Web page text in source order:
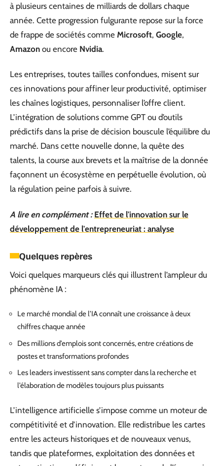
à plusieurs centaines de milliards de dollars chaque
année. Cette progression fulgurante repose sur la force
de frappe de sociétés comme Microsoft, Google,
Amazon ou encore Nvidia.
Les entreprises, toutes tailles confondues, misent sur
ces innovations pour affiner leur productivité, optimiser
les chaînes logistiques, personnaliser l’offre client.
L’intégration de solutions comme GPT ou d’outils
prédictifs dans la prise de décision bouscule l’équilibre du
marché. Dans cette nouvelle donne, la quête des
talents, la course aux brevets et la maîtrise de la donnée
façonnent un écosystème en perpétuelle évolution, où
la régulation peine parfois à suivre.
A lire en complément : Effet de l'innovation sur le
développement de l'entrepreneuriat : analyse
Quelques repères
Voici quelques marqueurs clés qui illustrent l’ampleur du
phénomène IA :
Le marché mondial de l’IA connaît une croissance à deux
chiffres chaque année
Des millions d’emplois sont concernés, entre créations de
postes et transformations profondes
Les leaders investissent sans compter dans la recherche et
l’élaboration de modèles toujours plus puissants
L’intelligence artificielle s’impose comme un moteur de
compétitivité et d’innovation. Elle redistribue les cartes
entre les acteurs historiques et de nouveaux venus,
tandis que plateformes, exploitation des données et